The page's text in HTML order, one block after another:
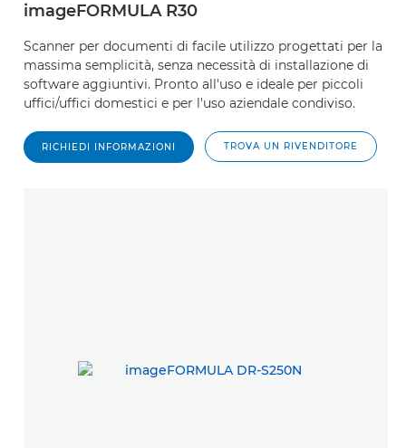
imageFORMULA R30
Scanner per documenti di facile utilizzo progettati per la
massima semplicità, senza necessità di installazione di
software aggiuntivi. Pronto all'uso e ideale per piccoli
uffici/uffici domestici e per l'uso aziendale condiviso.
RICHIEDI INFORMAZIONI TROVA UN RIVENDITORE